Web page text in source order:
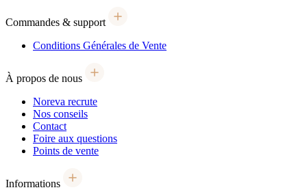
Commandes & support
Conditions Générales de Vente
À propos de nous
Noreva recrute
Nos conseils
Contact
Foire aux questions
Points de vente
Informations